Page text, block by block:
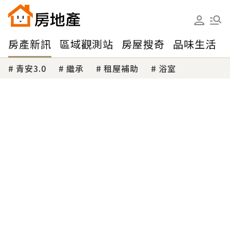
房產新訊 區域觀測站 房屋搜奇 品味生活
青安3.0 繼承 租屋補助 浴室